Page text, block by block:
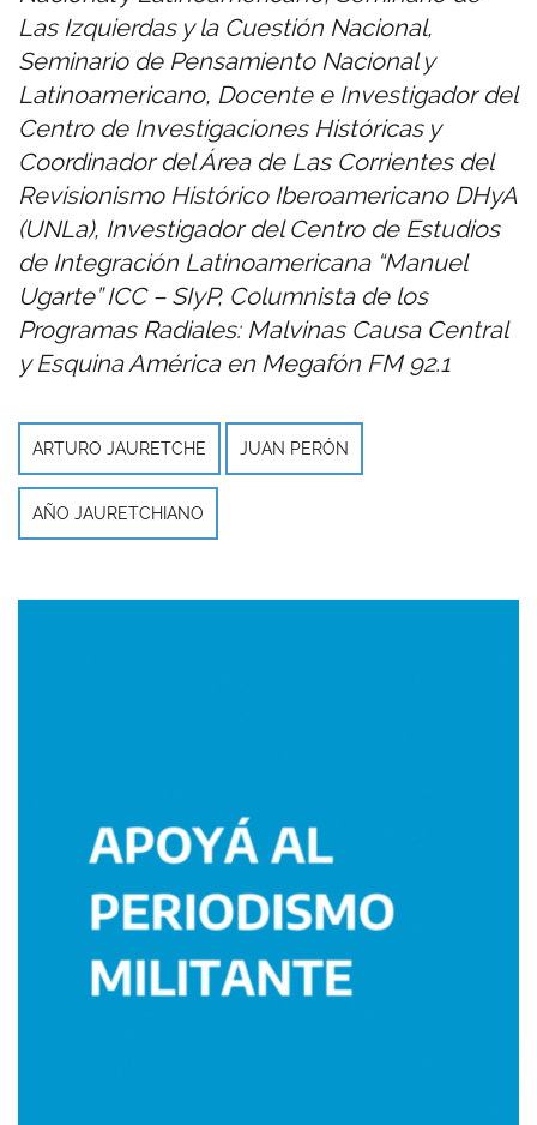
Las Izquierdas y la Cuestión Nacional,
Seminario de Pensamiento Nacional y
Latinoamericano, Docente e Investigador del
Centro de Investigaciones Históricas y
Coordinador del Área de Las Corrientes del
Revisionismo Histórico Iberoamericano DHyA
(UNLa), Investigador del Centro de Estudios
de Integración Latinoamericana “Manuel
Ugarte” ICC – SIyP, Columnista de los
Programas Radiales: Malvinas Causa Central
y Esquina América en Megafón FM 92.1
ARTURO JAURETCHE JUAN PERÓN
AÑO JAURETCHIANO